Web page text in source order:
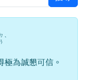
ˋ
極為誠懇可信。